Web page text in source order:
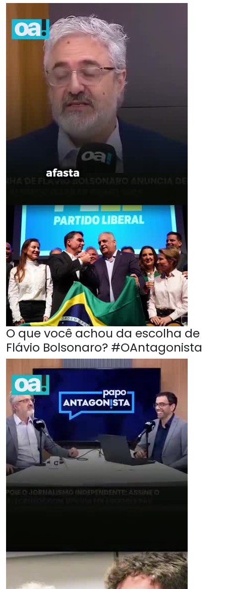
O que você achou da escolha de
Flávio Bolsonaro? #OAntagonista